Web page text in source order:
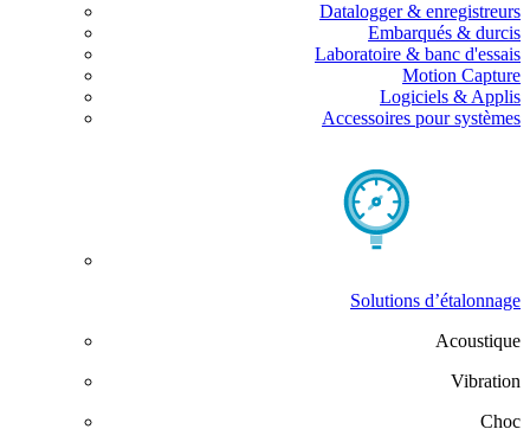
Datalogger & enregistreurs
Embarqués & durcis
Laboratoire & banc d'essais
Motion Capture
Logiciels & Applis
Accessoires pour systèmes
Solutions d’étalonnage
Acoustique
Vibration
Choc